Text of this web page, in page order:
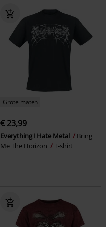
Grote maten
€ 23,99
Everything I Hate Metal
Bring
Me The Horizon
T-shirt